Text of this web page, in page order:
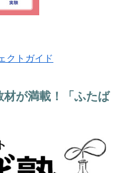
クトガイド
が満載！「ふたば